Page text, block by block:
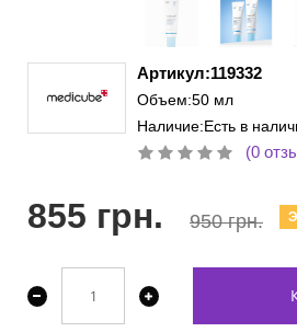
Артикул:119332
Объем:50 мл
Наличие:Есть в
(0
855 грн. 950 грн.